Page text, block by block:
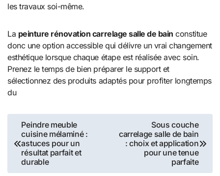
les travaux soi-même.
La peinture rénovation carrelage salle de bain constitue
donc une option accessible qui délivre un vrai changement
esthétique lorsque chaque étape est réalisée avec soin.
Prenez le temps de bien préparer le support et
sélectionnez des produits adaptés pour profiter longtemps
du
Navigation
de
l’article
Peindre meuble
cuisine mélaminé :
astuces pour un
résultat parfait et
durable
Sous couche
carrelage salle de bain
: choix et application
pour une tenue
parfaite